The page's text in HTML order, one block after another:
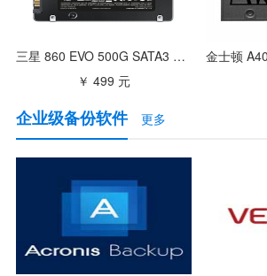
三星 860 EVO 500G SATA3 固态硬盘（MZ-76E500B
￥ 499 元
企业级备份软件 更多